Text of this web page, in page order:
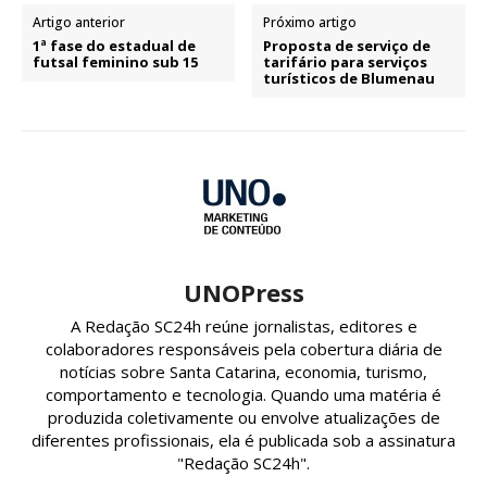
Artigo anterior
1ª fase do estadual de
futsal feminino sub 15
Próximo artigo
Proposta de serviço de
tarifário para serviços
turísticos de Blumenau
UNOPress
A Redação SC24h reúne jornalistas, editores e
colaboradores responsáveis pela cobertura diária de
notícias sobre Santa Catarina, economia, turismo,
comportamento e tecnologia. Quando uma matéria é
produzida coletivamente ou envolve atualizações de
diferentes profissionais, ela é publicada sob a assinatura
"Redação SC24h".